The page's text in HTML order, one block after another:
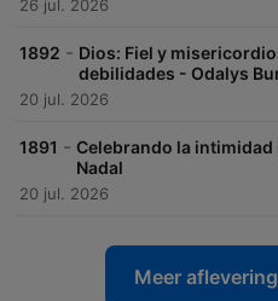
26 jul. 2026
1892 - Dios: Fiel y
debilidades - Odalys
20 jul. 2026
1891 - Celebrando la intimidad
Nadal
20 jul. 2026
Meer